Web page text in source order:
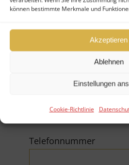
können bestimmte Merkmale und
Akzeptieren
Ablehnen
Einstellungen
Cookie-Richtlinie
Firma
Telefonnummer